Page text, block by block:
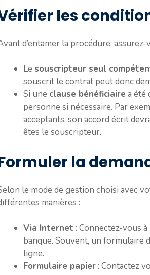
les
d’entamer la procédure,
Le souscripteur seul
souscrit le contrat peut donc
Si une clause bénéficiaire a été
personne si nécessaire. Par
acceptants, son accord écrit
êtes le souscripteur.
la
le mode de gestion choisi avec
manières :
Via Internet : Connectez-vous
banque. Souvent, un formulaire
ligne.
Formulaire papier : Contactez